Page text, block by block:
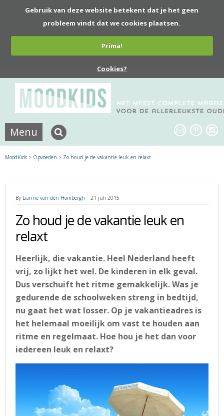
Gebruik van deze website betekent dat je het geen
probleem vindt dat we cookies plaatsen.
Prima!
Cookies?
Menu
MoodKids > Opvoeden > Zo houd je de vakantie leuk en relaxt
By Lianne van den Hombergh 21 juli 2015
Zo houd je de vakantie leuk en
relaxt
Heerlijk, die vakantie. Heel Nederland heeft
vrij, zo lijkt het wel. De kinderen in elk geval.
Dus verschuift het ritme gemakkelijk. Was je
gedurende de schoolweken streng in bedtijd,
nu gaat het wat losser. Op je vakantieadres is
het helemaal moeilijk om vast te houden aan
ritme en regelmaat. Hoe hou je het dan voor
iedereen leuk en relaxt?